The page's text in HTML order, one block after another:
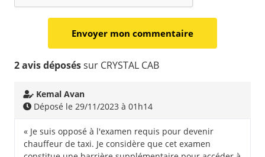
2 avis déposéssur CRYSTAL CAB
Kemal Avan
Déposé le 29/11/2023 à 01h14
« Je suis opposé à l'examen requis pour devenir
chauffeur de taxi. Je considère que cet examen